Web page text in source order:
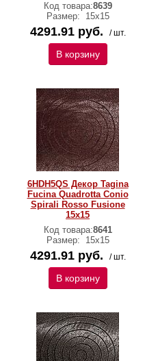
Код товара:8639
Размер:
15x15
4291.91 руб. / шт.
В корзину
6HDH5QS Декор Tagina
Fucina Quadrotta Conio
Spirali Rosso Fusione
15x15
Код товара:8641
Размер:
15x15
4291.91 руб. / шт.
В корзину